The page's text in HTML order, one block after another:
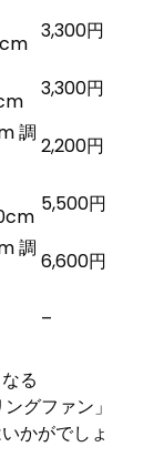
3,300円
3,300円
調
2,200円
5,500円
調
6,600円
–
る
グファン」
かがでしょ